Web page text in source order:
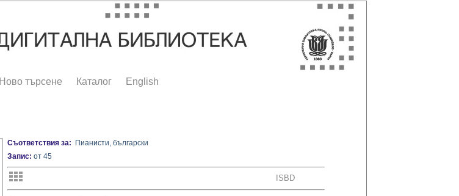
Ново търсене Каталог English
Съответствия за: Пианисти, български
Запис: от 45
ISBD